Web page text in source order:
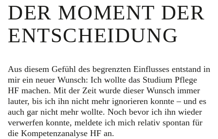
DER MOMENT DER
ENTSCHEIDUNG
Aus diesem Gefühl des begrenzten Einflusses entstand in
mir ein neuer Wunsch: Ich wollte das Studium Pflege
HF machen. Mit der Zeit wurde dieser Wunsch immer
lauter, bis ich ihn nicht mehr ignorieren konnte – und es
auch gar nicht mehr wollte. Noch bevor ich ihn wieder
verwerfen konnte, meldete ich mich relativ spontan für
die Kompetenzanalyse HF an.